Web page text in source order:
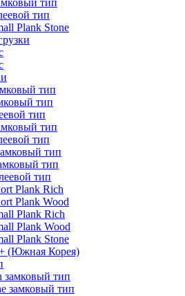
тип
тип
Plank Stone
тип
тип
тип
тип
тип
тип
тип
тип
Plank Rich
Plank Wood
Plank Rich
Plank Wood
Plank Stone
(Южная Корея)
замковый тип
замковый тип